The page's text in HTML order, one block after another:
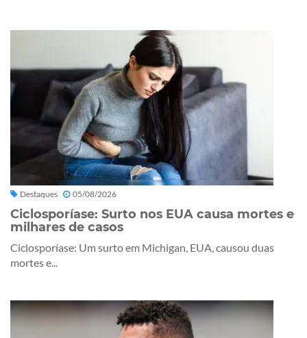
Destaques 05/08/2026
Ciclosporíase: Surto nos EUA causa mortes e
milhares de casos
Ciclosporíase: Um surto em Michigan, EUA, causou duas
mortes e...